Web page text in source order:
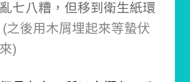
七八糟，但移到衛生紙環
(之後用木屑埋起來等蟄伏
)